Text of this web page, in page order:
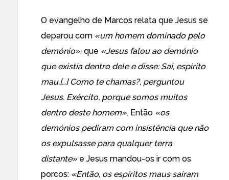
O evangelho de Marcos relata que Jesus se
deparou com «um homem dominado pelo
demónio», que «Jesus falou ao demónio
que existia dentro dele e disse: Sai, espírito
mau.[…] Como te chamas?, perguntou
Jesus. Exército, porque somos muitos
dentro deste homem». Então «os
demónios pediram com insistência que não
os expulsasse para qualquer terra
distante» e Jesus mandou-os ir com os
porcos: «Então, os espíritos maus saíram